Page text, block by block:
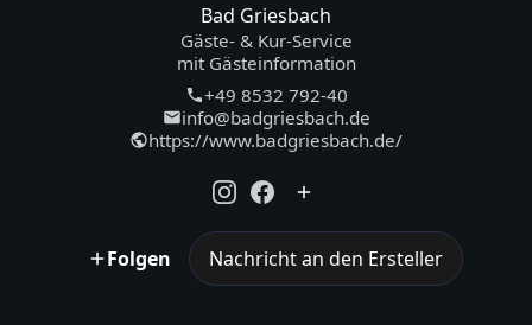
Bad Griesbach
Gäste- & Kur-Service
mit Gästeinformation
+49 8532 792-40
info@badgriesbach.de
https://www.badgriesbach.de/
Folgen Nachricht an den Ersteller